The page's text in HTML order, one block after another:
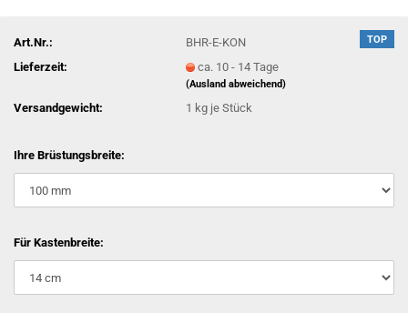
TOP
Art.Nr.:
BHR-E-KON
Lieferzeit:
ca. 10 - 14 Tage
(Ausland abweichend)
Versandgewicht: 1 kg je Stück
Ihre Brüstungsbreite:
Für Kastenbreite: